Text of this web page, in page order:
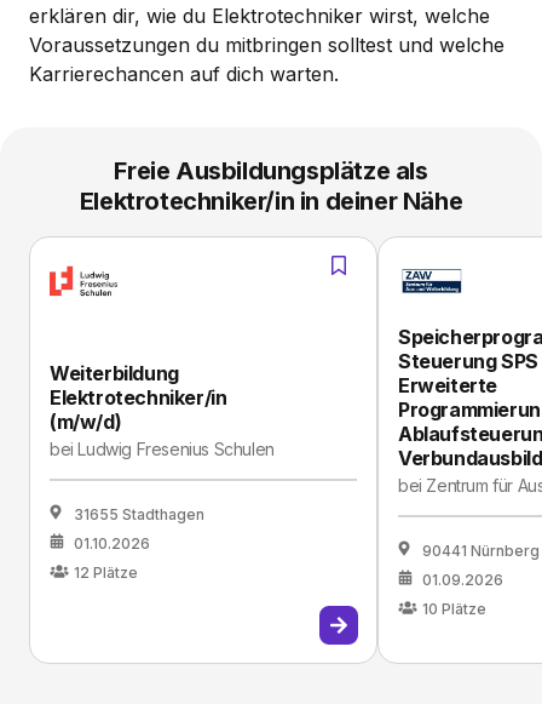
erklären dir, wie du Elektrotechniker wirst, welche
Voraussetzungen du mitbringen solltest und welche
Karrierechancen auf dich warten.
Freie Ausbildungsplätze als
Elektrotechniker/in in deiner Nähe
Weiterbildung
Elektrotechniker/in
(m/w/d)
beiLudwig Fresenius Schulen
31655 Stadthagen
01.10.2026
12 Plätze
Steuerung SPS
Erweiterte
bei Zentrum für
90441 Nürnberg
01.09.2026
10 Plätze